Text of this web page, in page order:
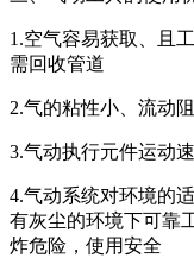
1.空气容易获取、且
需回收管道
2.气的粘性小、流动
3.气动执行元件运动
4.气动系统对环境的
有灰尘的环境下可靠
炸危险，使用安全